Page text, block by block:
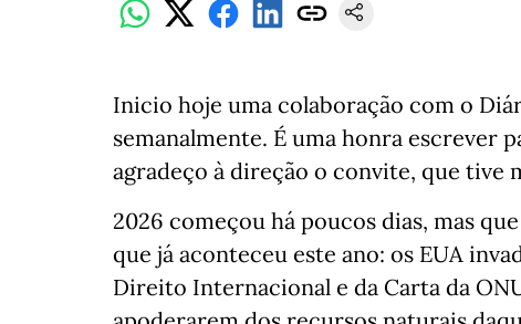
Inicio hoje uma colaboração com o
semanalmente. É uma honra escrever
agradeço à direção o convite, que tive
2026 começou há poucos dias, mas
que já aconteceu este ano: os EUA
Direito Internacional e da Carta da